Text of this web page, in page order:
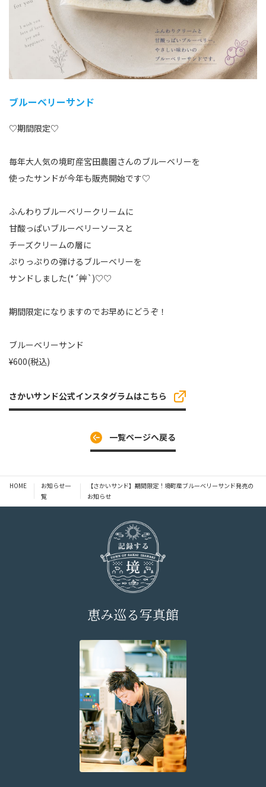
ブルーベリーサンド
♡期間限定♡
毎年大人気の境町産宮田農園さんのブルーベリーを
使ったサンドが今年も販売開始です♡
ふんわりブルーベリークリームに
甘酸っぱいブルーベリーソースと
チーズクリームの層に
ぷりっぷりの弾けるブルーベリーを
サンドしました(*´艸`)♡♡
期間限定になりますのでお早めにどうぞ！
ブルーベリーサンド
¥600(税込)
さかいサンド公式インスタグラムはこちら
一覧ページへ戻る
HOME
お知らせ一
覧
【さかいサンド】期間限定！境町産ブルーベリーサンド発売の
お知らせ
恵み巡る写真館